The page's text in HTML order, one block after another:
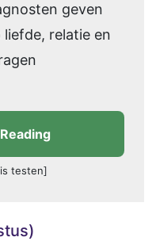
geven
relatie en
testen]